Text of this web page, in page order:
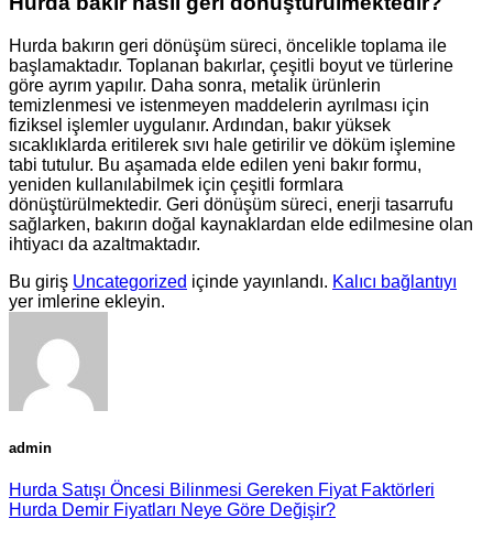
Hurda bakırın geri dönüşüm süreci, öncelikle toplama ile
başlamaktadır. Toplanan bakırlar, çeşitli boyut ve türlerine
göre ayrım yapılır. Daha sonra, metalik ürünlerin
temizlenmesi ve istenmeyen maddelerin ayrılması için
fiziksel işlemler uygulanır. Ardından, bakır yüksek
sıcaklıklarda eritilerek sıvı hale getirilir ve döküm işlemine
tabi tutulur. Bu aşamada elde edilen yeni bakır formu,
yeniden kullanılabilmek için çeşitli formlara
dönüştürülmektedir. Geri dönüşüm süreci, enerji tasarrufu
sağlarken, bakırın doğal kaynaklardan elde edilmesine olan
ihtiyacı da azaltmaktadır.
Bu giriş Uncategorized içinde yayınlandı. Kalıcı bağlantıyı
yer imlerine ekleyin.
admin
Hurda Satışı Öncesi Bilinmesi Gereken Fiyat Faktörleri
Hurda Demir Fiyatları Neye Göre Değişir?